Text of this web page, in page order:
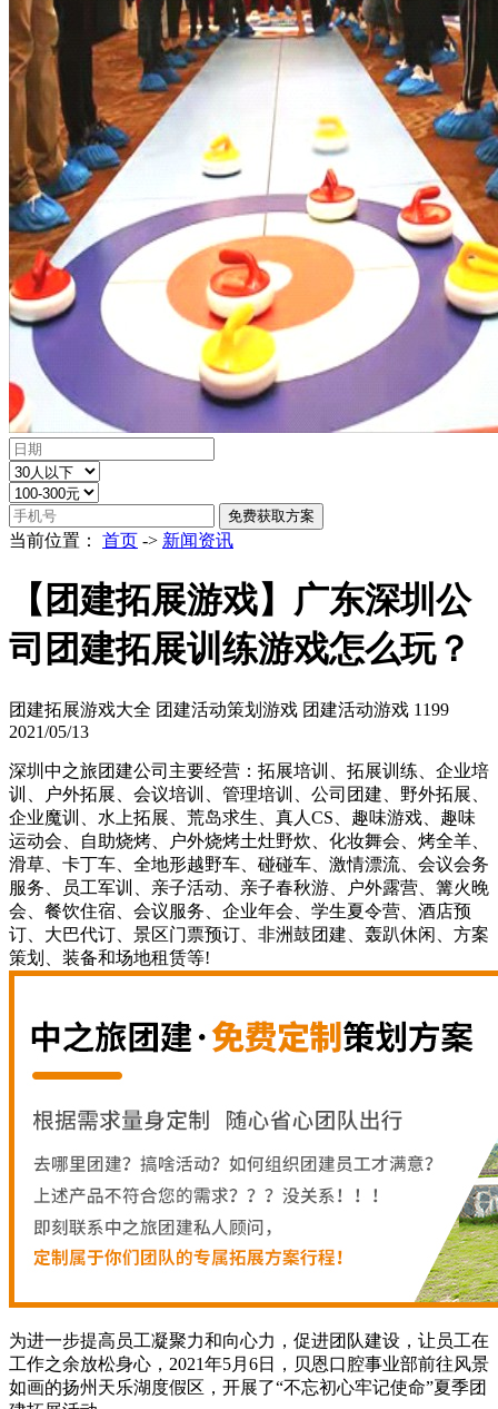
当前位置： 首页 -> 新闻资讯
【团建拓展游戏】广东深圳公
司团建拓展训练游戏怎么玩？
团建拓展游戏大全 团建活动策划游戏 团建活动游戏 1199
2021/05/13
深圳中之旅团建公司主要经营：拓展培训、拓展训练、企业培
训、户外拓展、会议培训、管理培训、公司团建、野外拓展、
企业魔训、水上拓展、荒岛求生、真人CS、趣味游戏、趣味
运动会、自助烧烤、户外烧烤土灶野炊、化妆舞会、烤全羊、
滑草、卡丁车、全地形越野车、碰碰车、激情漂流、会议会务
服务、员工军训、亲子活动、亲子春秋游、户外露营、篝火晚
会、餐饮住宿、会议服务、企业年会、学生夏令营、酒店预
订、大巴代订、景区门票预订、非洲鼓团建、轰趴休闲、方案
策划、装备和场地租赁等!
为进一步提高员工凝聚力和向心力，促进团队建设，让员工在
工作之余放松身心，2021年5月6日，贝恩口腔事业部前往风景
如画的扬州天乐湖度假区，开展了“不忘初心牢记使命”夏季团